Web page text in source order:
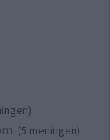
(5 meningen)